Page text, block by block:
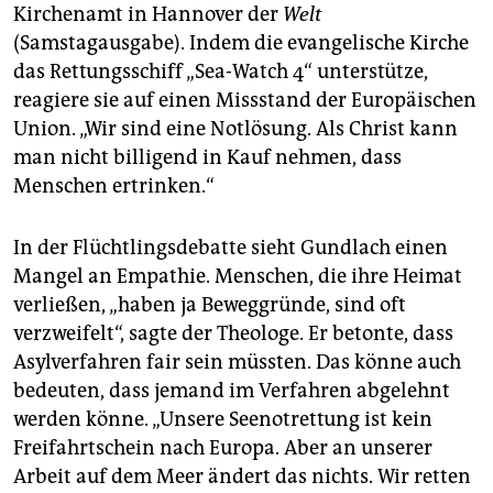
Kirchenamt in Hannover der Welt
(Samstagausgabe). Indem die evangelische Kirche
das Rettungsschiff „Sea-Watch 4“ unterstütze,
reagiere sie auf einen Missstand der Europäischen
Union. „Wir sind eine Notlösung. Als Christ kann
man nicht billigend in Kauf nehmen, dass
Menschen ertrinken.“
In der Flüchtlingsdebatte sieht Gundlach einen
Mangel an Empathie. Menschen, die ihre Heimat
verließen, „haben ja Beweggründe, sind oft
verzweifelt“, sagte der Theologe. Er betonte, dass
Asylverfahren fair sein müssten. Das könne auch
bedeuten, dass jemand im Verfahren abgelehnt
werden könne. „Unsere Seenotrettung ist kein
Freifahrtschein nach Europa. Aber an unserer
Arbeit auf dem Meer ändert das nichts. Wir retten